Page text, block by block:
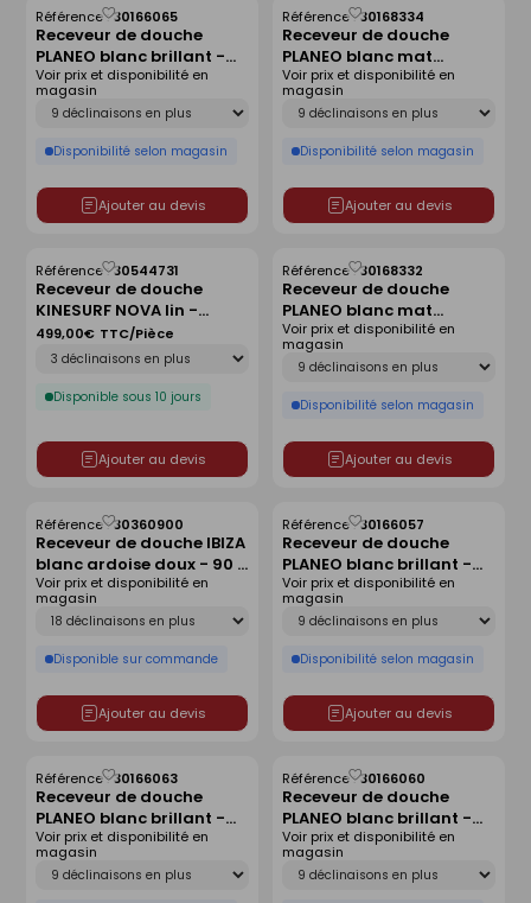
Receveur de douche
PLANEO blanc brillant -
180 x 90 cm
Référence :30166065
Déclinaison
Disponibilité selon magasin
Voir prix et disponibilité en
magasin
Ajouter au devis
Enregistrer
comme
liste
Receveur de douche
PLANEO blanc mat
antidérapant - 160 x 80
cm
Référence :30168334
Déclinaison
Disponibilité selon magasin
Voir prix et disponibilité en
magasin
Ajouter au devis
Enregistrer
comme
liste
Receveur de douche
KINESURF NOVA lin -
140x90 cm
Référence :30544731
Disponible sous 10 jours
499,00€ TTC/Pièce
Ajouter au devis
Enregistrer
comme
liste
Receveur de douche
PLANEO blanc mat
antidérapant - 140 x 80
cm
Référence :30168332
Déclinaison
Disponibilité selon magasin
Voir prix et disponibilité en
magasin
Ajouter au devis
Enregistrer
comme
liste
Receveur de douche IBIZA
blanc ardoise doux - 90 x
120 cm
Référence :30360900
Déclinaison
Disponible sur commande
Voir prix et disponibilité en
magasin
Ajouter au devis
Enregistrer
comme
liste
Receveur de douche
PLANEO blanc brillant -
90 x 90 cm
Référence :30166057
Déclinaison
Disponibilité selon magasin
Voir prix et disponibilité en
magasin
Ajouter au devis
Enregistrer
comme
liste
Receveur de douche
PLANEO blanc brillant -
160 x 90 cm
Référence :30166063
Déclinaison
Voir prix et disponibilité en
magasin
Enregistrer
comme
liste
Receveur de douche
PLANEO blanc brillant -
140 x 80 cm
Référence :30166060
Déclinaison
Voir prix et disponibilité en
magasin
Enregistrer
comme
liste